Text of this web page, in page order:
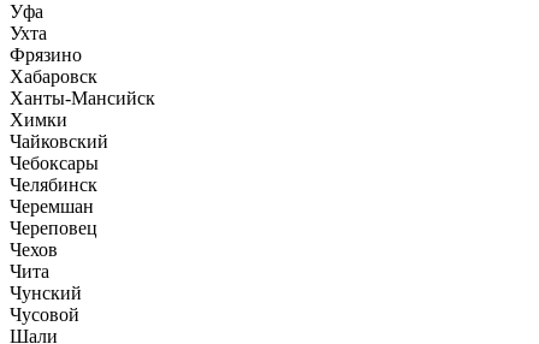
Уфа
Ухта
Фрязино
Хабаровск
Ханты-Мансийск
Химки
Чайковский
Чебоксары
Челябинск
Черемшан
Череповец
Чехов
Чита
Чунский
Чусовой
Шали